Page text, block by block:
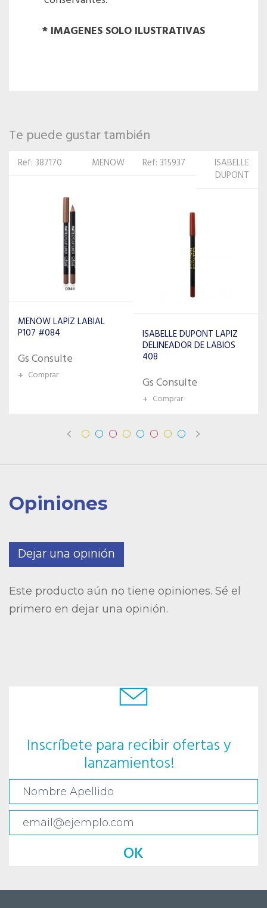
* IMAGENES SOLO ILUSTRATIVAS
Te puede gustar también
Ref: 387170 MENOW
MENOW LAPIZ LABIAL
P107 #084
Gs Consulte
+ Comprar
Ref: 315937
ISABELLE
DUPONT
ISABELLE DUPONT LAPIZ
DELINEADOR DE LABIOS
408
Gs Consulte
+ Comprar
Opiniones
Dejar una opinión
Este producto aún no tiene opiniones. Sé el
primero en dejar una opinión.
Inscríbete para recibir ofertas y
lanzamientos!
OK